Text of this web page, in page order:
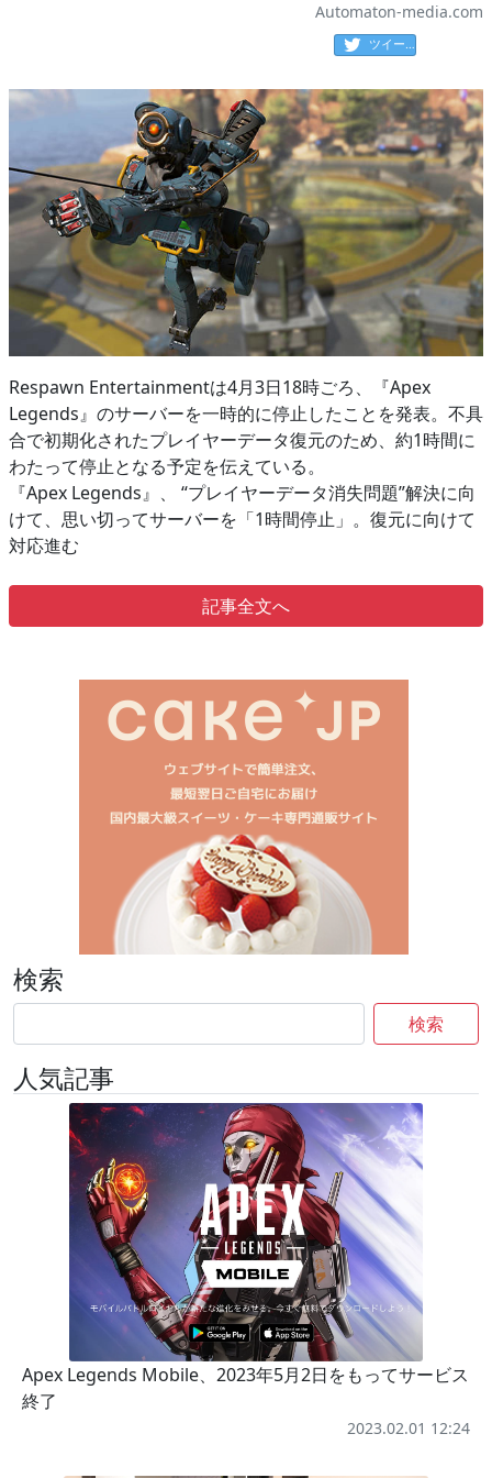
Automaton-media.com
ツイート
Respawn Entertainmentは4月3日18時ごろ、『Apex
Legends』のサーバーを一時的に停止したことを発表。不具
合で初期化されたプレイヤーデータ復元のため、約1時間に
わたって停止となる予定を伝えている。
『Apex Legends』、 “プレイヤーデータ消失問題”解決に向
けて、思い切ってサーバーを「1時間停止」。復元に向けて
対応進む
記事全文へ
検索
検索
人気記事
Apex Legends Mobile、2023年5月2日をもってサービス
終了
2023.02.01 12:24